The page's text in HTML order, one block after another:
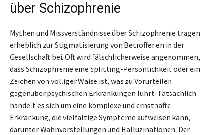
über Schizophrenie
Mythen und Missverständnisse über Schizophrenie tragen
erheblich zur Stigmatisierung von Betroffenen in der
Gesellschaft bei. Oft wird fälschlicherweise angenommen,
dass Schizophrenie eine Splitting-Persönlichkeit oder ein
Zeichen von völliger Waise ist, was zu Vorurteilen
gegenüber psychischen Erkrankungen führt. Tatsächlich
handelt es sich um eine komplexe und ernsthafte
Erkrankung, die vielfältige Symptome aufweisen kann,
darunter Wahnvorstellungen und Halluzinationen. Der